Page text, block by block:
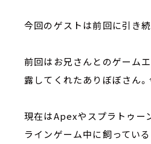
今回のゲストは前回に引き続
前回はお兄さんとのゲーム
露してくれたありぼぼさん
現在はApexやスプラトゥー
ラインゲーム中に飼ってい